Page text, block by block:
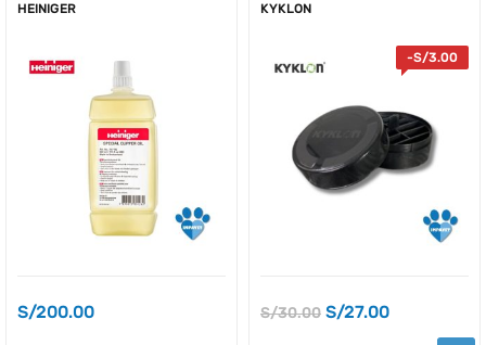
HEINIGER
S/200.00
KYKLON
-S/3.00
S/30.00 S/27.00